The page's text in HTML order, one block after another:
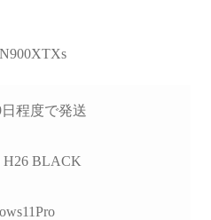
日程度で発送
H26 BLACK